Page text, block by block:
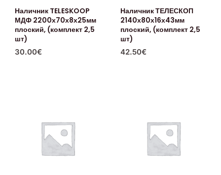
Наличник TELESKOOP
МДФ 2200х70х8х25мм
плоский, (комплект 2,5
шт)
30.00€
Наличник ТЕЛЕСКОП
2140х80х16х43мм
плоский, (комплект 2,5
шт)
42.50€